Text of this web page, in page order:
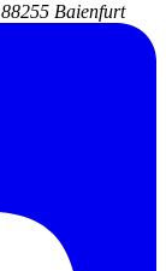
88255 Baienfurt